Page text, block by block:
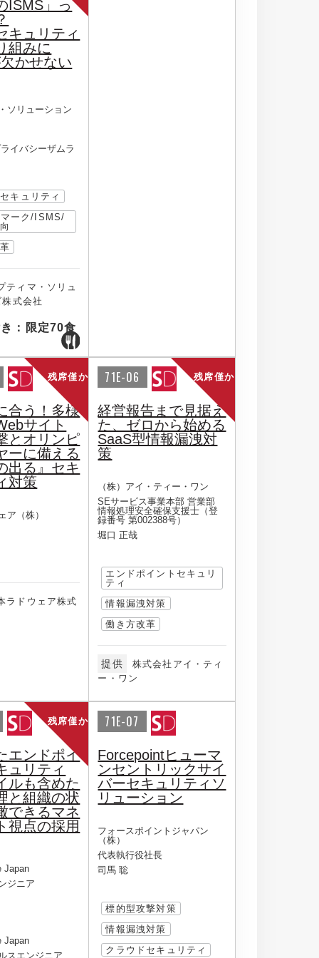
ISMS」っ
キュリティ
組みに
かせない
ソリューション
イバシーザムラ
キュリティ
ーク/ISMS/
ティマ・ソリュ
式会社
：限定70食
残席僅か
合う！多様
サイト
とオリンピ
ーに備える
出る』セキ
対策
ア（株）
ラドウェア株式
残席僅か
71E-06
経営報告まで見据え
た、ゼロから始める
SaaS型情報漏洩対
策
（株）アイ・ティー・ワン
SEサービス事業本部 営業部
情報処理安全確保支援士（登
録番号 第002388号）
堀口 正哉
エンドポイントセキュリ
ティ
情報漏洩対策
働き方改革
提供
株式会社アイ・ティ
ー・ワン
残席僅か
エンドポイ
ュリティ
ルも含めた
と組織の状
できるマネ
視点の採用
Japan
ジニア
Japan
スエンジニア
71E-07
Forcepointヒューマ
ンセントリックサイ
バーセキュリティソ
リューション
フォースポイントジャパン
（株）
代表執行役社長
司馬 聡
標的型攻撃対策
情報漏洩対策
クラウドセキュリティ